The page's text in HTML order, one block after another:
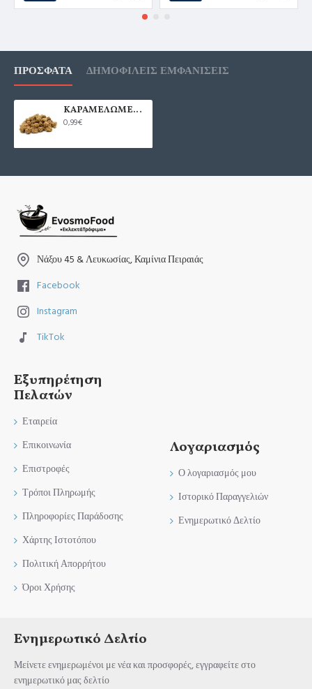
ΠΡΌΣΦΑΤΑ ΔΗΜΟΦΙΛΕΊΣ ΕΜΦΑΝΊΣΕΙΣ
ΚΑΡΑΜΕΛΩΜΕΝΟ ΦΥΣΤΙΚΙ ΜΕ ΣΟΥΣΑΜΙ 100γρ.
0,99€
Νάξου 45 & Λευκωσίας, Καμίνια Πειραιάς
Facebook
Instagram
TikTok
Εξυπηρέτηση
Πελατών
Εταιρεία
Επικοινωνία
Επιστροφές
Τρόποι Πληρωμής
Πληροφορίες Παράδοσης
Χάρτης Ιστοτόπου
Πολιτική Απορρήτου
Όροι Χρήσης
Λογαριασμός
Ο λογαριασμός μου
Ιστορικό Παραγγελιών
Ενημερωτικό Δελτίο
Ενημερωτικό Δελτίο
Μείνετε ενημερωμένοι με νέα και προσφορές, εγγραφείτε στο
ενημερωτικό μας δελτίο